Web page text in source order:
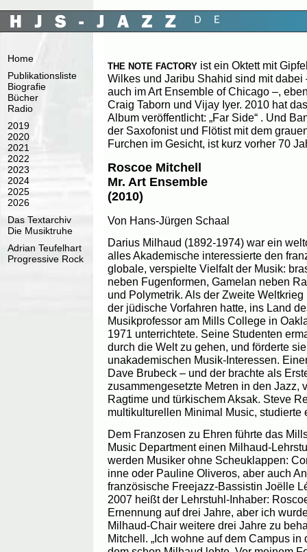
Home
Publikationsliste
Biografie
Bücher
Radio
2019
2020
2021
2022
2023
2024
2025
2026
Das Textarchiv
Die Musiktruhe
Adrian Teufelhart
Progressive Rock
THE NOTE FACTORY ist ein Oktett mit
Wilkes und Jaribu Shahid sind mit dabei
auch im Art Ensemble of Chicago –,
Craig Taborn und Vijay Iyer. 2010 hat
Album veröffentlicht: „Far Side“ . Und
der Saxofonist und Flötist mit dem
Furchen im Gesicht, ist kurz vorher 70
Roscoe Mitchell
Mr. Art Ensemble
(2010)
Von Hans-Jürgen Schaal
Darius Milhaud (1892-1974) war ein
alles Akademische interessierte den
globale, verspielte Vielfalt der Musik:
neben Fugenformen, Gamelan neben
und Polymetrik. Als der Zweite
der jüdische Vorfahren hatte, ins Land
Musikprofessor am Mills College in
1971 unterrichtete. Seine Studenten
durch die Welt zu gehen, und förderte
unakademischen Musik-Interessen.
Dave Brubeck – und der brachte als
zusammengesetzte Metren in den Jazz,
Ragtime und türkischem Aksak. Steve
multikulturellen Minimal Music, studierte
Dem Franzosen zu Ehren führte das
Music Department einen Milhaud-
werden Musiker ohne Scheuklappen:
inne oder Pauline Oliveros, aber auch
französische Freejazz-Bassistin Joëlle
2007 heißt der Lehrstuhl-Inhaber:
Ernennung auf drei Jahre, aber ich
Milhaud-Chair weitere drei Jahre zu
Mitchell. „Ich wohne auf dem Campus